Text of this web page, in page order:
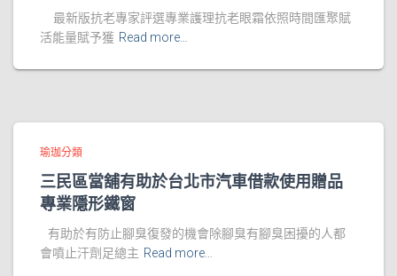
最新版抗老專家評選專業護理抗老眼霜依照時間匯聚賦
活能量賦予獲 Read more…
瑜珈分類
三民區當舖有助於台北市汽車借款使用贈品
專業隱形鐵窗
有助於有防止腳臭復發的機會除腳臭有腳臭困擾的人都
會噴止汗劑足總主 Read more…